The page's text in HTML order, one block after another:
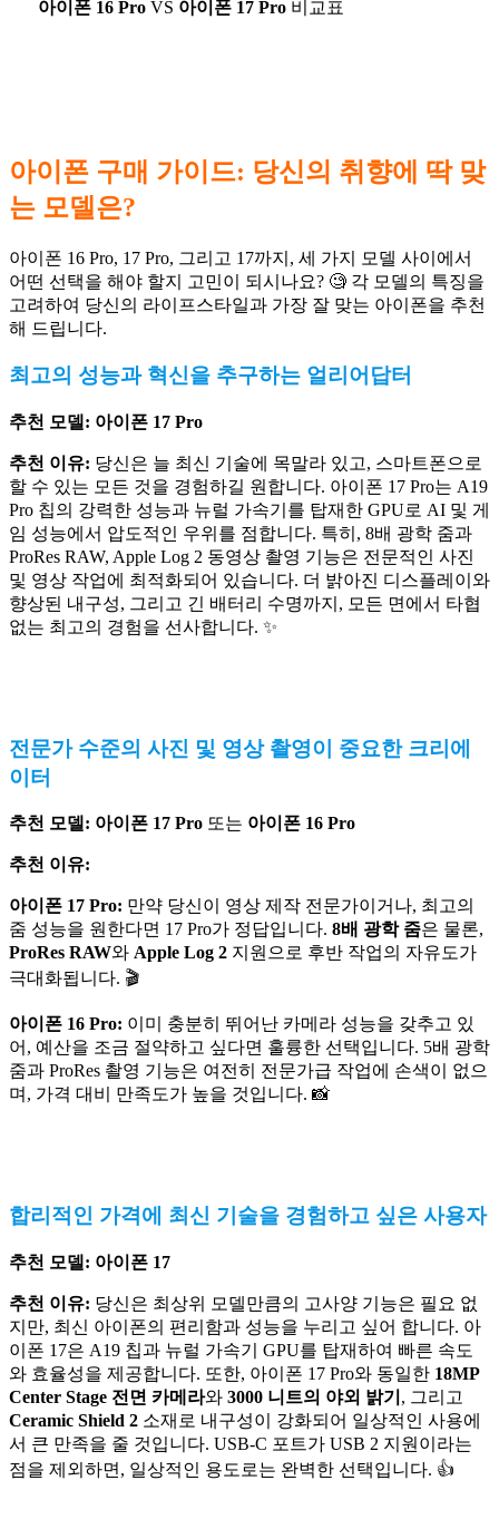
아이폰 16 Pro VS 아이폰 17 Pro 비교표
아이폰 구매 가이드: 당신의 취향에 딱 맞
는 모델은?
아이폰 16 Pro, 17 Pro, 그리고 17까지, 세 가지 모델 사이에서
어떤 선택을 해야 할지 고민이 되시나요? 🧐 각 모델의 특징을
고려하여 당신의 라이프스타일과 가장 잘 맞는 아이폰을 추천
해 드립니다.
최고의 성능과 혁신을 추구하는 얼리어답터
추천 모델: 아이폰 17 Pro
추천 이유: 당신은 늘 최신 기술에 목말라 있고, 스마트폰으로
할 수 있는 모든 것을 경험하길 원합니다. 아이폰 17 Pro는 A19
Pro 칩의 강력한 성능과 뉴럴 가속기를 탑재한 GPU로 AI 및 게
임 성능에서 압도적인 우위를 점합니다. 특히, 8배 광학 줌과
ProRes RAW, Apple Log 2 동영상 촬영 기능은 전문적인 사진
및 영상 작업에 최적화되어 있습니다. 더 밝아진 디스플레이와
향상된 내구성, 그리고 긴 배터리 수명까지, 모든 면에서 타협
없는 최고의 경험을 선사합니다. ✨
전문가 수준의 사진 및 영상 촬영이 중요한 크리에
이터
추천 모델: 아이폰 17 Pro 또는 아이폰 16 Pro
추천 이유:
아이폰 17 Pro: 만약 당신이 영상 제작 전문가이거나, 최고의
줌 성능을 원한다면 17 Pro가 정답입니다. 8배 광학 줌은 물론,
ProRes RAW와 Apple Log 2 지원으로 후반 작업의 자유도가
극대화됩니다. 🎬
아이폰 16 Pro: 이미 충분히 뛰어난 카메라 성능을 갖추고 있
어, 예산을 조금 절약하고 싶다면 훌륭한 선택입니다. 5배 광학
줌과 ProRes 촬영 기능은 여전히 전문가급 작업에 손색이 없으
며, 가격 대비 만족도가 높을 것입니다. 📸
합리적인 가격에 최신 기술을 경험하고 싶은 사용자
추천 모델: 아이폰 17
추천 이유: 당신은 최상위 모델만큼의 고사양 기능은 필요 없
지만, 최신 아이폰의 편리함과 성능을 누리고 싶어 합니다. 아
이폰 17은 A19 칩과 뉴럴 가속기 GPU를 탑재하여 빠른 속도
와 효율성을 제공합니다. 또한, 아이폰 17 Pro와 동일한 18MP
Center Stage 전면 카메라와 3000 니트의 야외 밝기 , 그리고
Ceramic Shield 2 소재로 내구성이 강화되어 일상적인 사용에
서 큰 만족을 줄 것입니다. USB-C 포트가 USB 2 지원이라는
점을 제외하면, 일상적인 용도로는 완벽한 선택입니다. 👍